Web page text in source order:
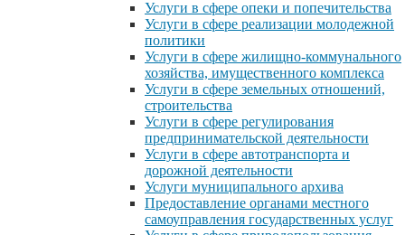
Услуги в сфере опеки и попечительства
Услуги в сфере реализации молодежной
политики
Услуги в сфере жилищно-коммунального
хозяйства, имущественного комплекса
Услуги в сфере земельных отношений,
строительства
Услуги в сфере регулирования
предпринимательской деятельности
Услуги в сфере автотранспорта и
дорожной деятельности
Услуги муниципального архива
Предоставление органами местного
самоуправления государственных услуг